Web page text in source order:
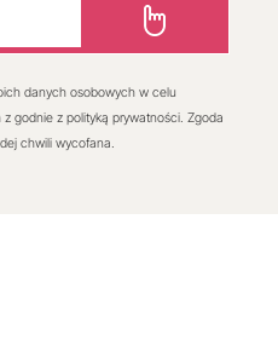
danych osobowych w celu
godnie z polityką prywatności. Zgoda
chwili wycofana.